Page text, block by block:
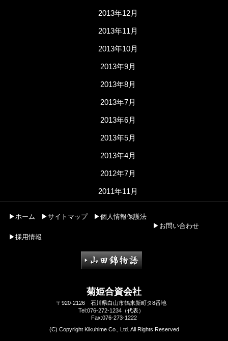
2013年12月
2013年11月
2013年10月
2013年9月
2013年8月
2013年7月
2013年6月
2013年5月
2013年4月
2012年7月
2011年11月
▶ホーム ▶サイトマップ
▶個人情報保護法
▶お問い合わせ
▶採用情報
菊姫合資会社
〒920-2126 石川県白山市鶴来新町タ8番地
Tel:076-272-1234（代表）
Fax:076-273-1222
(C) Copyright Kikuhime Co., Ltd. All Rights Reserved